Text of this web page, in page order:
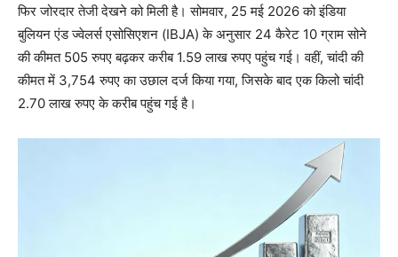
फिर जोरदार तेजी देखने को मिली है। सोमवार, 25 मई 2026 को इंडिया
बुलियन एंड ज्वेलर्स एसोसिएशन (IBJA) के अनुसार 24 कैरेट 10 ग्राम सोने
की कीमत 505 रुपए बढ़कर करीब 1.59 लाख रुपए पहुंच गई। वहीं, चांदी की
कीमत में 3,754 रुपए का उछाल दर्ज किया गया, जिसके बाद एक किलो चांदी
2.70 लाख रुपए के करीब पहुंच गई है।